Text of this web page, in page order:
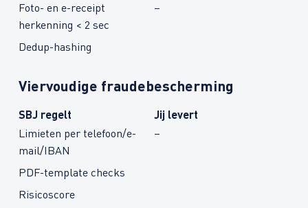
Foto- en e-receipt
herkenning < 2 sec
Dedup-hashing
–
Viervoudige fraudebescherming
SBJ regelt
Limieten per telefoon/e-
mail/IBAN
PDF-template checks
Risicoscore
Jij levert
–